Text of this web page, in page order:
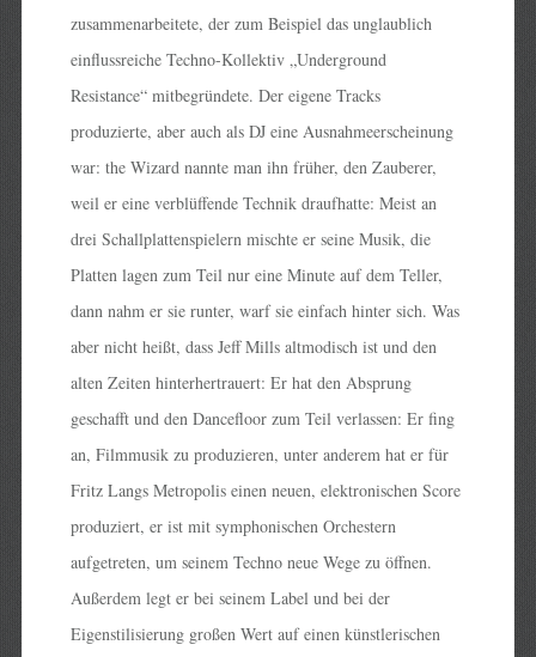
zusammenarbeitete, der zum Beispiel das unglaublich
einflussreiche Techno-Kollektiv „Underground
Resistance“ mitbegründete. Der eigene Tracks
produzierte, aber auch als DJ eine Ausnahmeerscheinung
war: the Wizard nannte man ihn früher, den Zauberer,
weil er eine verblüffende Technik draufhatte: Meist an
drei Schallplattenspielern mischte er seine Musik, die
Platten lagen zum Teil nur eine Minute auf dem Teller,
dann nahm er sie runter, warf sie einfach hinter sich. Was
aber nicht heißt, dass Jeff Mills altmodisch ist und den
alten Zeiten hinterhertrauert: Er hat den Absprung
geschafft und den Dancefloor zum Teil verlassen: Er fing
an, Filmmusik zu produzieren, unter anderem hat er für
Fritz Langs Metropolis einen neuen, elektronischen Score
produziert, er ist mit symphonischen Orchestern
aufgetreten, um seinem Techno neue Wege zu öffnen.
Außerdem legt er bei seinem Label und bei der
Eigenstilisierung großen Wert auf einen künstlerischen